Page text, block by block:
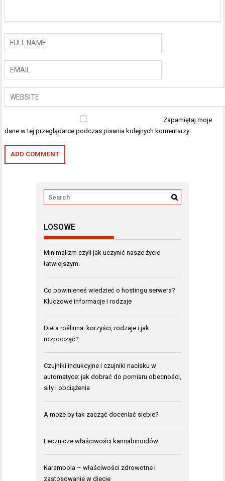
Zapamiętaj moje
dane w tej przeglądarce podczas pisania kolejnych komentarzy.
LOSOWE
Minimalizm czyli jak uczynić nasze życie
łatwiejszym.
Co powinieneś wiedzieć o hostingu serwera?
Kluczowe informacje i rodzaje
Dieta roślinna: korzyści, rodzaje i jak
rozpocząć?
Czujniki indukcyjne i czujniki nacisku w
automatyce: jak dobrać do pomiaru obecności,
siły i obciążenia
A może by tak zacząć doceniać siebie?
Lecznicze właściwości kannabinoidów
Karambola – właściwości zdrowotne i
zastosowanie w diecie